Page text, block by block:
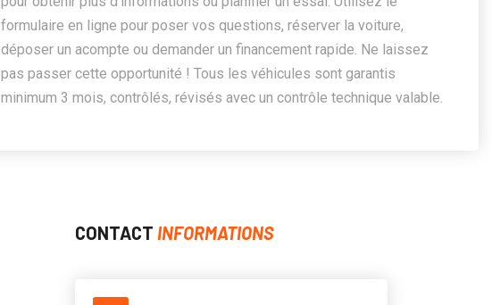
formulaire en ligne pour poser vos questions, réserver la voiture,
déposer un acompte ou demander un financement rapide. Ne laissez
pas passer cette opportunité ! Tous les véhicules sont garantis
minimum 3 mois, contrôlés, révisés avec un contrôle technique valable.
CONTACT INFORMATIONS